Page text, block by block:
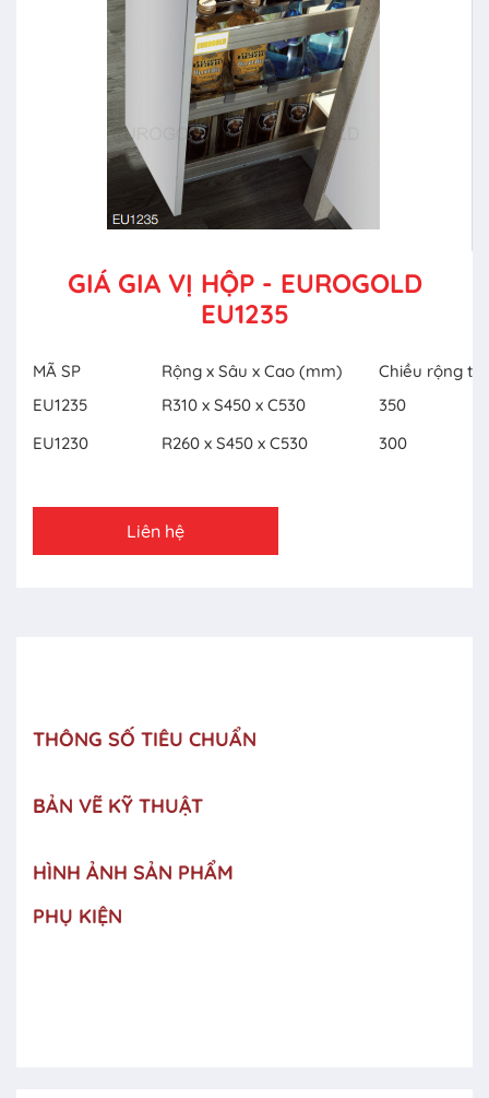
GIÁ GIA VỊ HỘP - EUROGOLD
EU1235
MÃ SP Rộng x Sâu x Cao (mm)
Chiều rộng tủ
EU1235
R310 x S450 x C530
350
EU1230
R260 x S450 x C530 300
Liên hệ
THÔNG SỐ TIÊU CHUẨN
BẢN VẼ KỸ THUẬT
HÌNH ẢNH SẢN PHẨM
PHỤ KIỆN